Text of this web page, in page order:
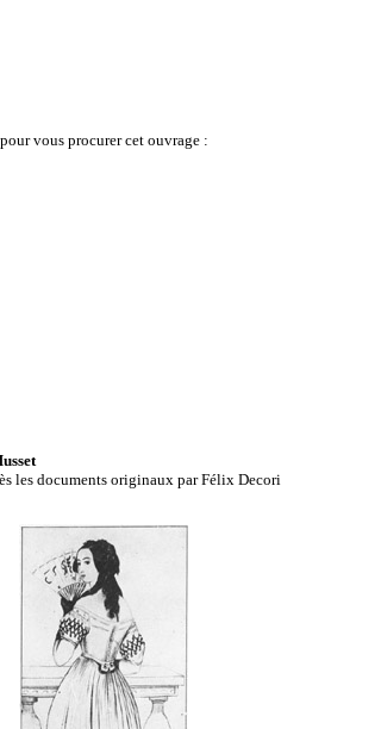
pour vous procurer cet ouvrage :
les documents originaux par Félix Decori